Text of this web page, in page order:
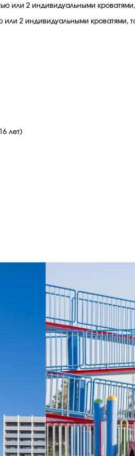
или 2 индивидуальными
2 индивидуальными кроватями,
лет)